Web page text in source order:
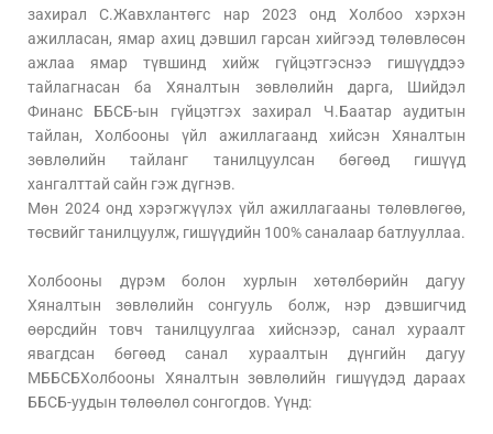
захирал С.Жавхлантөгс нар 2023 онд Холбоо хэрхэн
ажилласан, ямар ахиц дэвшил гарсан хийгээд төлөвлөсөн
ажлаа ямар түвшинд хийж гүйцэтгэснээ гишүүддээ
тайлагнасан ба Хяналтын зөвлөлийн дарга, Шийдэл
Финанс ББСБ-ын гүйцэтгэх захирал Ч.Баатар аудитын
тайлан, Холбооны үйл ажиллагаанд хийсэн Хяналтын
зөвлөлийн тайланг танилцуулсан бөгөөд гишүүд
хангалттай сайн гэж дүгнэв.
Мөн 2024 онд хэрэгжүүлэх үйл ажиллагааны төлөвлөгөө,
төсвийг танилцуулж, гишүүдийн 100% саналаар батлууллаа.
Холбооны дүрэм болон хурлын хөтөлбөрийн дагуу
Хяналтын зөвлөлийн сонгууль болж, нэр дэвшигчид
өөрсдийн товч танилцуулгаа хийснээр, санал хураалт
явагдсан бөгөөд санал хураалтын дүнгийн дагуу
МББСБХолбооны Хяналтын зөвлөлийн гишүүдэд дараах
ББСБ-уудын төлөөлөл сонгогдов. Үүнд: